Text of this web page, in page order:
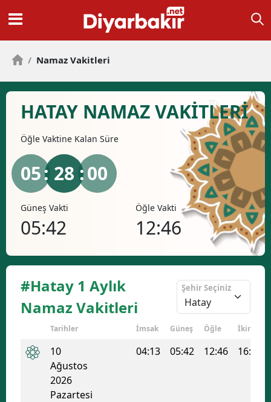
/ Namaz Vakitleri
HATAY NAMAZ VAKİTLERİ
Öğle Vaktine Kalan Süre
05: 28 :00
Güneş Vakti
05:42
Öğle Vakti
12:46
#Hatay 1 Aylık
Namaz Vakitleri
Şehir Seçiniz
Tarihler İmsak Güneş Öğle İkindi
10
Ağustos
2026
Pazartesi
04:13 05:42 12:46 16:31